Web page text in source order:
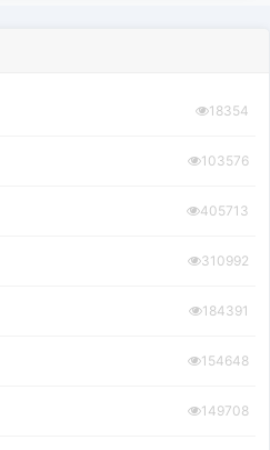
18354
103576
405713
310992
184391
154648
149708